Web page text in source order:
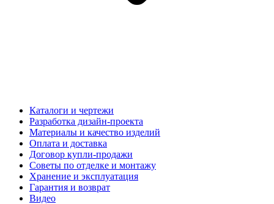
Каталоги и чертежи
Разработка дизайн-проекта
Материалы и качество изделий
Оплата и доставка
Договор купли-продажи
Советы по отделке и монтажу
Хранение и эксплуатация
Гарантия и возврат
Видео